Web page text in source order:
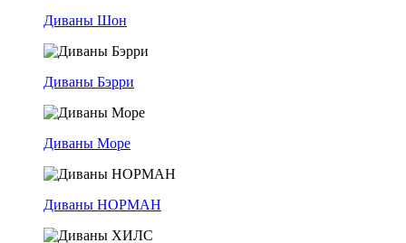
Диваны Шон
Диваны Бэрри
Диваны Море
Диваны НОРМАН